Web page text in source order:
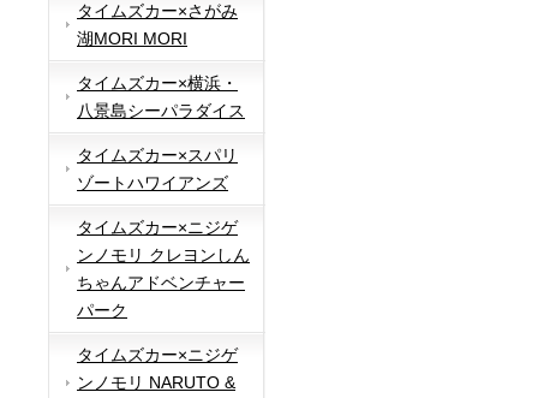
タイムズカー×さがみ
湖MORI MORI
タイムズカー×横浜・
八景島シーパラダイス
タイムズカー×スパリ
ゾートハワイアンズ
タイムズカー×ニジゲ
ンノモリ クレヨンしん
ちゃんアドベンチャー
パーク
タイムズカー×ニジゲ
ンノモリ NARUTO &